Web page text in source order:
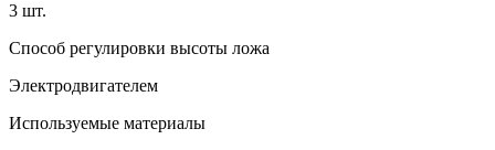
3 шт.
Способ регулировки высоты ложа
Электродвигателем
Используемые материалы